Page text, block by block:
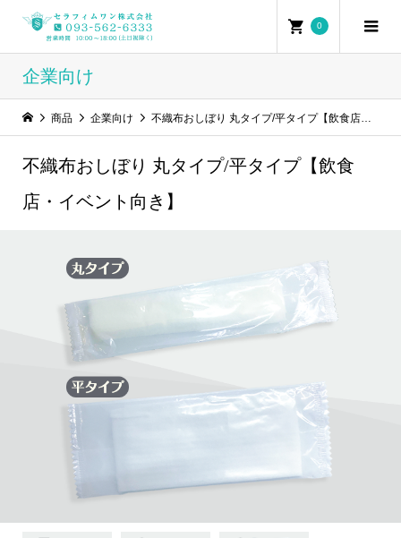
0
企業向け
商品 企業向け 不織布おしぼり 丸タイプ/平タイプ【飲食店・イベント向き】
不織布おしぼり 丸タイプ/平タイプ【飲食
店・イベント向き】